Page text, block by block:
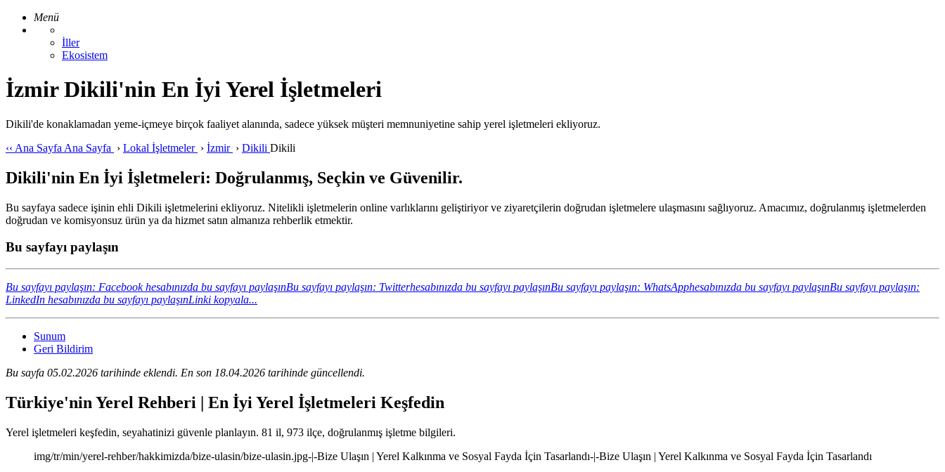
Menü
İller
Ekosistem
İzmir Dikili'nin En İyi Yerel İşletmeleri
Dikili'de konaklamadan yeme-içmeye birçok faaliyet alanında, sadece yüksek müşteri memnuniyetine sahip yerel işletmeleri ekliyoruz.
‹‹ Ana Sayfa Ana Sayfa › Lokal İşletmeler › İzmir › Dikili Dikili
Dikili'nin En İyi İşletmeleri: Doğrulanmış, Seçkin ve Güvenilir.
Bu sayfaya sadece işinin ehli Dikili işletmelerini ekliyoruz. Nitelikli işletmelerin online varlıklarını geliştiriyor ve ziyaretçilerin doğrudan işletmelere ulaşmasını sağlıyoruz. Amacımız, doğrulanmış işletmelerden
doğrudan ve komisyonsuz ürün ya da hizmet satın almanıza rehberlik etmektir.
Bu sayfayı paylaşın
Bu sayfayı paylaşın: Facebook hesabınızda bu sayfayı paylaşınBu sayfayı paylaşın: Twitterhesabınızda bu sayfayı paylaşınBu sayfayı paylaşın: WhatsApphesabınızda bu sayfayı paylaşınBu sayfayı paylaşın:
LinkedIn hesabınızda bu sayfayı paylaşınLinki kopyala...
Sunum
Geri Bildirim
Bu sayfa 05.02.2026 tarihinde eklendi. En son 18.04.2026 tarihinde güncellendi.
Türkiye'nin Yerel Rehberi | En İyi Yerel İşletmeleri Keşfedin
Yerel işletmeleri keşfedin, seyahatinizi güvenle planlayın. 81 il, 973 ilçe, doğrulanmış işletme bilgileri.
img/tr/min/yerel-rehber/hakkimizda/bize-ulasin/bize-ulasin.jpg-|-Bize Ulaşın | Yerel Kalkınma ve Sosyal Fayda İçin Tasarlandı-|-Bize Ulaşın | Yerel Kalkınma ve Sosyal Fayda İçin Tasarlandı